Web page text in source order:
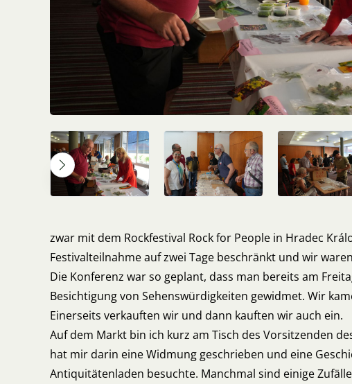
zwar mit dem Rockfestival Rock for People in Hradec
Festivalteilnahme auf zwei Tage beschränkt und wir
Die Konferenz war so geplant, dass man bereits am
Besichtigung von Sehenswürdigkeiten gewidmet. Wir
Einerseits verkauften wir und dann kauften wir auch ein.
Auf dem Markt bin ich kurz am Tisch des Vorsitzenden
hat mir darin eine Widmung geschrieben und eine
Antiquitätenladen besuchte. Manchmal sind einige